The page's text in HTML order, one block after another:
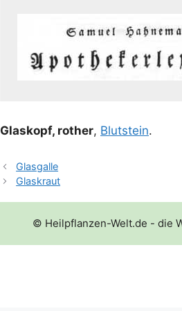
Glas­kopf, rother, Blut­stein.
Glasgalle
Glaskraut
© Heilpflanzen-Welt.de - die